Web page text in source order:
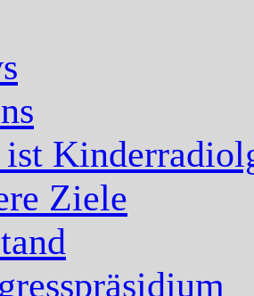
ist
Ziele